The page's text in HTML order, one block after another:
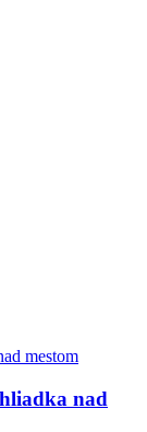
nad